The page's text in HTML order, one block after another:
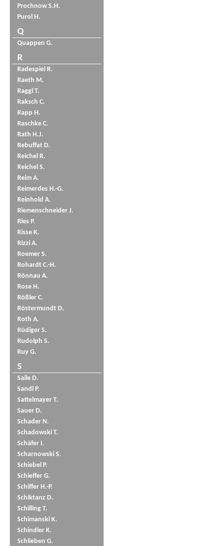
Prochnow S.H.
Purol H.
Q
Quappen G.
R
Radespiel R.
Raeth M.
Raggl T.
Raksch C.
Rapp H.
Raschke C.
Rath H.J.
Rebuffat D.
Reichel R.
Reichel S.
Reim A.
Reimerdes H.-G.
Reinhold A.
Riemenschneider J.
Ries P.
Risse K.
Rizzi A.
Roemer S.
Rohardt C.-H.
Rönnau A.
Rose H.
Rößler C.
Röstermundt D.
Roth A.
Rüdiger S.
Rudolph S.
Ruy G.
S
Saile D.
Sandl P.
Sattelmayer T.
Sauer D.
Schader N.
Schadowski T.
Schäfer I.
Scharnowski S.
Schiebel P.
Schieffer G.
Schiffer H.-P.
Schiktanz D.
Schilling T.
Schimanski K.
Schindler K.
Schlieben G.